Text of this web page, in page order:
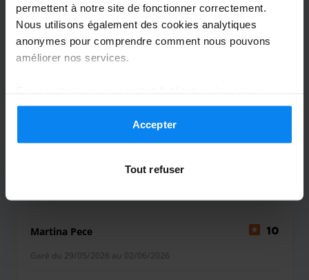
permettent à notre site de fonctionner correctement.
Nous utilisons également des cookies analytiques
anonymes pour comprendre comment nous pouvons
améliorer nos services.
conformément aux règles en vigueur dans votre pays,
mais vous pouvez modifier vos paramètres à tout
moment. Pour plus de détails, consultez notrePolitique
Accepter
Tout refuser
Anonimo
Garé du 03/06/2026 au 15/06/2026
Martina Pece 10
Garé du 29/05/2026 au 02/06/2026